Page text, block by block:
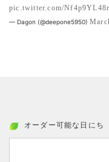
pic.twitter.com/Nf4p9YL48r
— Dagon (@deepone5950)
オーダー可能な日にち